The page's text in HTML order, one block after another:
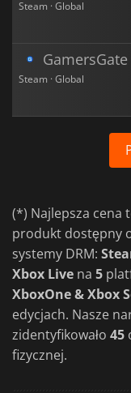
Steam · Global
GamersGate
Steam · Global
(*) Najlepsza cena
produkt dostępny
systemy DRM:
Xbox Live na 5
XboxOne & Xbox
edycjach. Nasze
zidentyfikowało 45
fizycznej.